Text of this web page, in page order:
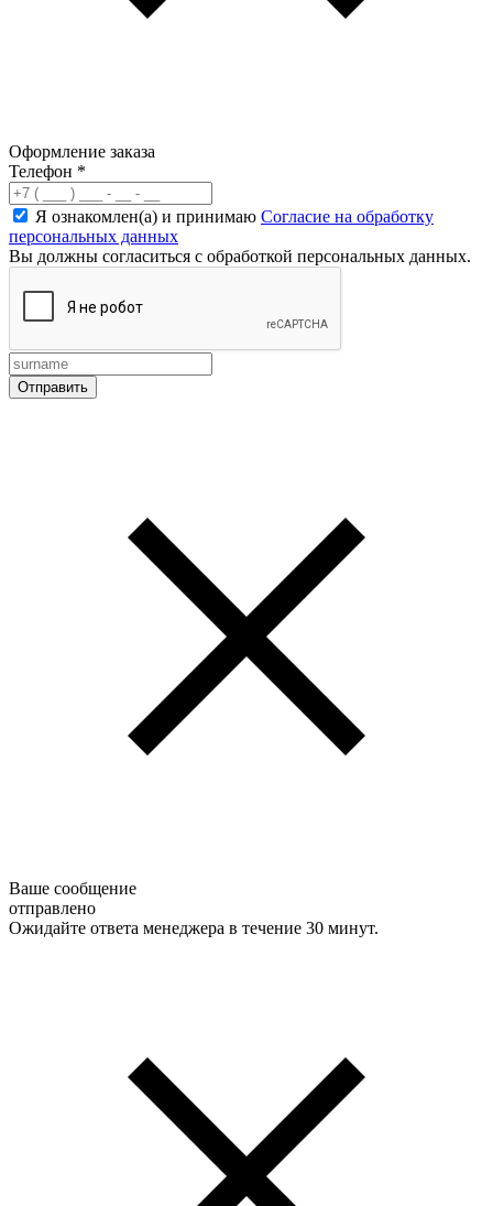
Оформление заказа
Телефон *
Я ознакомлен(а) и принимаю Согласие на обработку
персональных данных
Вы должны согласиться с обработкой персональных данных.
Ваше сообщение
отправлено
Ожидайте ответа менеджера в течение 30 минут.